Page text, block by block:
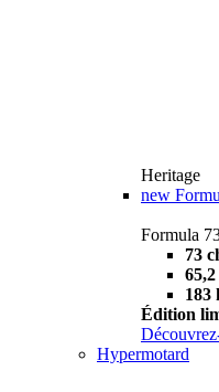
Heritage
new
Formula
73
183
Édition
Hypermotard